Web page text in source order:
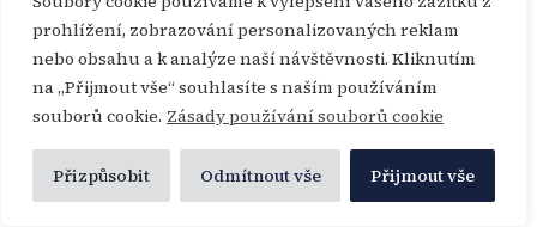
prohlížení, zobrazování personalizovaných reklam
nebo obsahu a k analýze naší návštěvnosti. Kliknutím
na „Přijmout vše“ souhlasíte s naším používáním
souborů cookie. Zásady používání souborů cookie
Přizpůsobit Odmítnout vše Přijmout vše
náhradě poškozených kloubů.
Tradiční a doplňkové přístupy
možného vlivu na zánět a kloubní příznaky u
revmatoidní artritidy patří následující: